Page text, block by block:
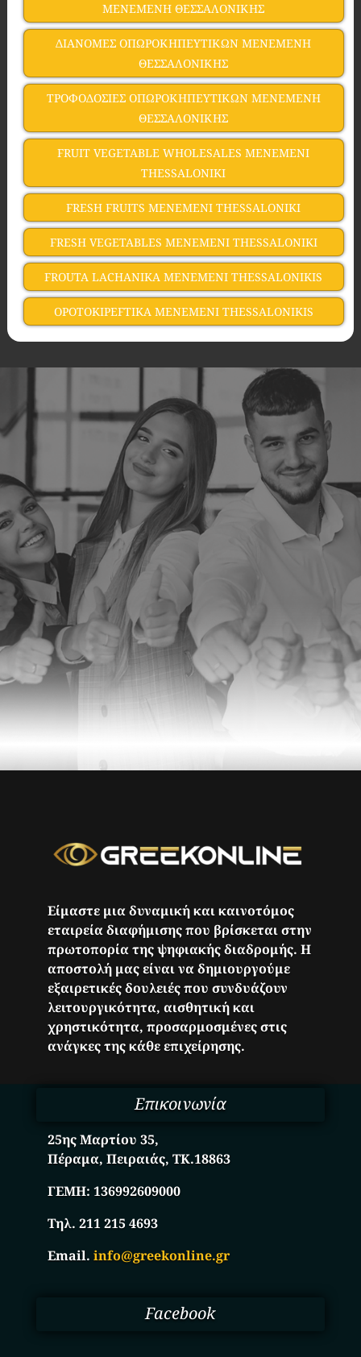
ΜΕΝΕΜΕΝΗ ΘΕΣΣΑΛΟΝΙΚΗΣ
ΔΙΑΝΟΜΕΣ ΟΠΩΡΟΚΗΠΕΥΤΙΚΩΝ ΜΕΝΕΜΕΝΗ
ΘΕΣΣΑΛΟΝΙΚΗΣ
ΤΡΟΦΟΔΟΣΙΕΣ ΟΠΩΡΟΚΗΠΕΥΤΙΚΩΝ ΜΕΝΕΜΕΝΗ
ΘΕΣΣΑΛΟΝΙΚΗΣ
FRUIT VEGETABLE WHOLESALES MENEMENI
THESSALONIKI
FRESH FRUITS MENEMENI THESSALONIKI
FRESH VEGETABLES MENEMENI THESSALONIKI
FROUTA LACHANIKA MENEMENI THESSALONIKIS
OPOTOKIPEFTIKA MENEMENI THESSALONIKIS
Είμαστε μια δυναμική και καινοτόμος
εταιρεία διαφήμισης που βρίσκεται στην
πρωτοπορία της ψηφιακής διαδρομής. Η
αποστολή μας είναι να δημιουργούμε
εξαιρετικές δουλειές που συνδυάζουν
λειτουργικότητα, αισθητική και
χρηστικότητα, προσαρμοσμένες στις
ανάγκες της κάθε επιχείρησης.
Επικοινωνία
25ης Μαρτίου 35,
Πέραμα, Πειραιάς, ΤΚ.18863
ΓΕΜΗ:136992609000
Τηλ. 211 215 4693
Email.info@greekonline.gr
Facebook